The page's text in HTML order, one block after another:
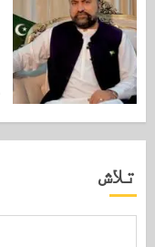
تلاش